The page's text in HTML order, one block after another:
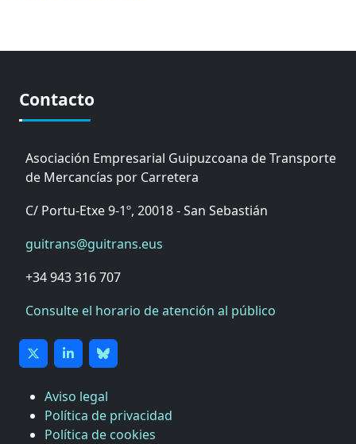
Contacto
Asociación Empresarial Guipuzcoana de Transporte
de Mercancías por Carretera
C/ Portu-Etxe 9-1º, 20018 - San Sebastián
guitrans@guitrans.eus
+34 943 316 707
Consulte el horario de atención al público
Aviso legal
Política de privacidad
Política de cookies